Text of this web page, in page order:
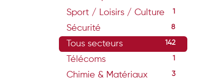
Sport / Loisirs / Culture 1
Sécurité 8
Tous secteurs 142
Télécoms 1
Chimie & Matériaux 3